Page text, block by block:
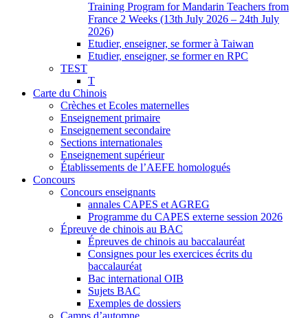
Training Program for Mandarin Teachers from
France 2 Weeks (13th July 2026 – 24th July
2026)
Etudier, enseigner, se former à Taiwan
Etudier, enseigner, se former en RPC
TEST
T
Carte du Chinois
Crèches et Ecoles maternelles
Enseignement primaire
Enseignement secondaire
Sections internationales
Enseignement supérieur
Établissements de l’AEFE homologués
Concours
Concours enseignants
annales CAPES et AGREG
Programme du CAPES externe session 2026
Épreuve de chinois au BAC
Épreuves de chinois au baccalauréat
Consignes pour les exercices écrits du
baccalauréat
Bac international OIB
Sujets BAC
Exemples de dossiers
Camps d’automne